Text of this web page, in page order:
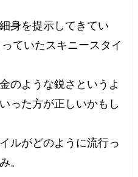
身を提示してきてい
ていたスキニースタイ
のような鋭さというよ
った方が正しいかもし
ルがどのように流行っ
。